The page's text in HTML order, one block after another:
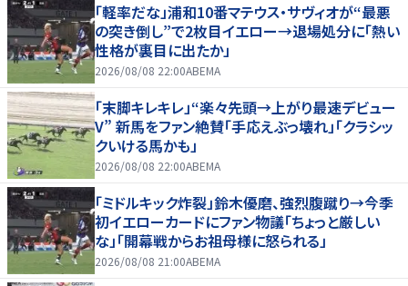
「軽率だな」浦和10番マテウス・サヴィオが“最悪
の突き倒し”で2枚目イエロー→退場処分に「熱い
性格が裏目に出たか」
2026/08/08 22:00ABEMA
「末脚キレキレ」“楽々先頭→上がり最速デビュー
V” 新馬をファン絶賛「手応えぶっ壊れ」「クラシッ
クいける馬かも」
2026/08/08 22:00ABEMA
「ミドルキック炸裂」鈴木優磨、強烈腹蹴り→今季
初イエローカードにファン物議「ちょっと厳しい
な」「開幕戦からお祖母様に怒られる」
2026/08/08 21:00ABEMA